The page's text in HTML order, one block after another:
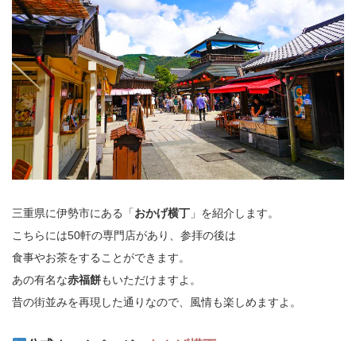
三重県に伊勢市にある「おかげ横丁 」を紹介します。
こちらには50軒の専門店があり、参拝の後は
食事やお茶をすることができます。
あの有名な赤福餅もいただけますよ。
昔の街並みを再現した通りなので、風情も楽しめますよ。